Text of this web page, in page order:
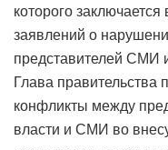
которого
заявлений о
представителей СМИ
Глава
конфликты между
власти и СМИ во